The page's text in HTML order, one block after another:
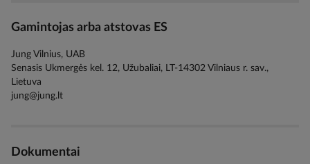
Gamintojas arba atstovas ES
Jung Vilnius, UAB
Senasis Ukmergės kel. 12, Užubaliai, LT-14302 Vilniaus r. sav.,
Lietuva
jung@jung.lt
Dokumentai